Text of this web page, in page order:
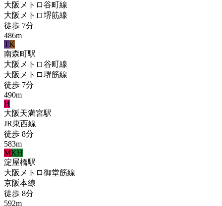
大阪メトロ谷町線
大阪メトロ堺筋線
徒歩 7分
486m
TK
南森町駅
大阪メトロ谷町線
大阪メトロ堺筋線
徒歩 7分
490m
H
大阪天満宮駅
JR東西線
徒歩 8分
583m
MKH
淀屋橋駅
大阪メトロ御堂筋線
京阪本線
徒歩 8分
592m